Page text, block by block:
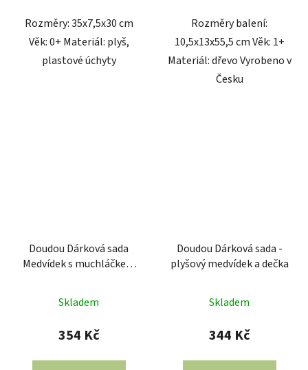
Rozměry: 35x7,5x30 cm
Věk: 0+ Materiál: plyš,
plastové úchyty
Rozměry balení:
10,5x13x55,5 cm Věk: 1+
Materiál: dřevo Vyrobeno v
Česku
Doudou Dárková sada
Medvídek s muchláčkem
Skladem
354 Kč
Doudou Dárková sada -
plyšový medvídek a dečka
Skladem
344 Kč